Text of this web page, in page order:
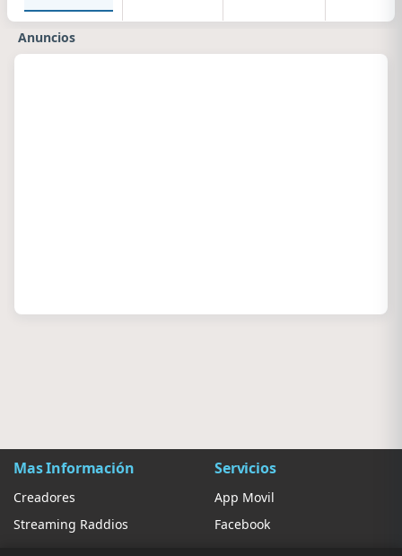
Anuncios
Mas Información
Creadores
Streaming Raddios
Servicios
App Movil
Facebook